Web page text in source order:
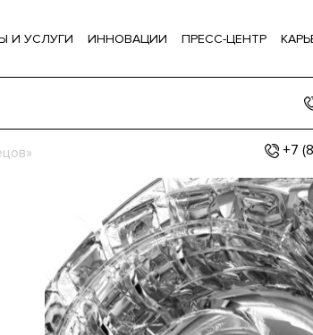
И УСЛУГИ ИННОВАЦИИ ПРЕСС-ЦЕНТР
+7